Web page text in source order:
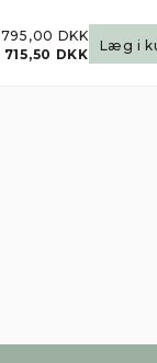
795,00 DKK
715,50 DKK
Læg i